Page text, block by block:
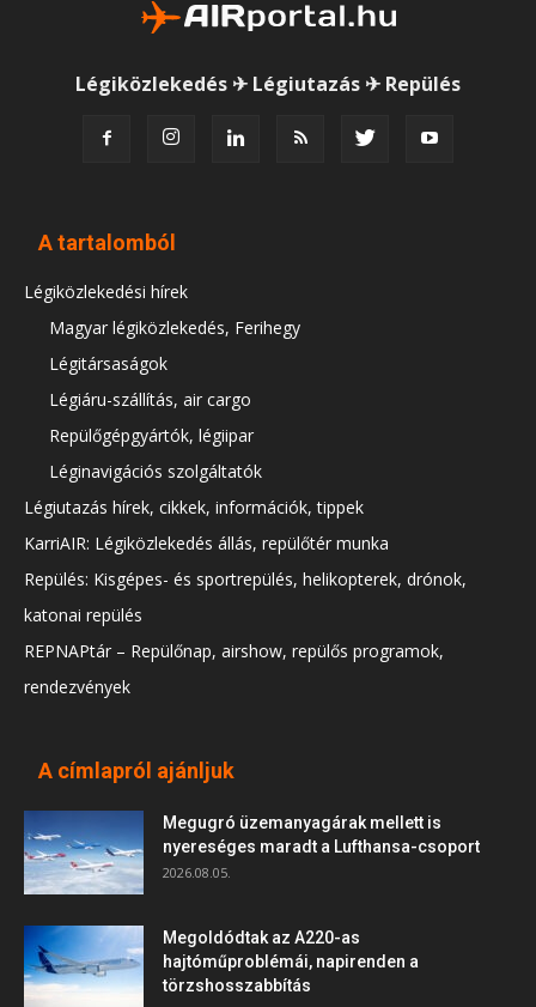
Légiközlekedés ✈ Légiutazás ✈ Repülés
A tartalomból
Légiközlekedési hírek
Magyar légiközlekedés, Ferihegy
Légitársaságok
Légiáru-szállítás, air cargo
Repülőgépgyártók, légiipar
Léginavigációs szolgáltatók
Légiutazás hírek, cikkek, információk, tippek
KarriAIR: Légiközlekedés állás, repülőtér munka
Repülés: Kisgépes- és sportrepülés, helikopterek, drónok,
katonai repülés
REPNAPtár – Repülőnap, airshow, repülős programok,
rendezvények
A címlapról ajánljuk
Megugró üzemanyagárak mellett is
nyereséges maradt a Lufthansa-csoport
2026.08.05.
Megoldódtak az A220-as
hajtóműproblémái, napirenden a
törzshosszabbítás